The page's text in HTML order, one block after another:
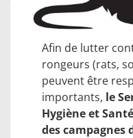
Afin de lutter
rongeurs (rats,
peuvent être
importants, le
Hygiène et
des campagnes